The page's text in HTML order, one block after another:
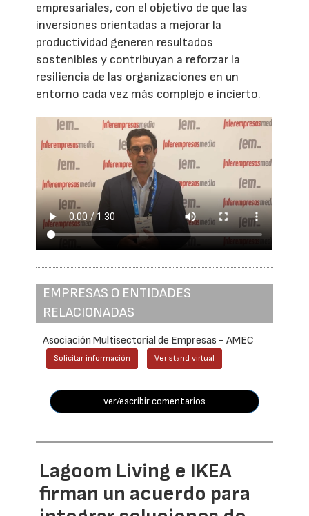
empresariales, con el objetivo de que las
inversiones orientadas a mejorar la
productividad generen resultados
sostenibles y contribuyan a reforzar la
resiliencia de las organizaciones en un
entorno cada vez más complejo e incierto.
EMPRESAS O ENTIDADES
RELACIONADAS
Asociación Multisectorial de Empresas - AMEC
Solicitar información Ver stand virtual
ver/escribir comentarios
Lagoom Living e IKEA
firman un acuerdo para